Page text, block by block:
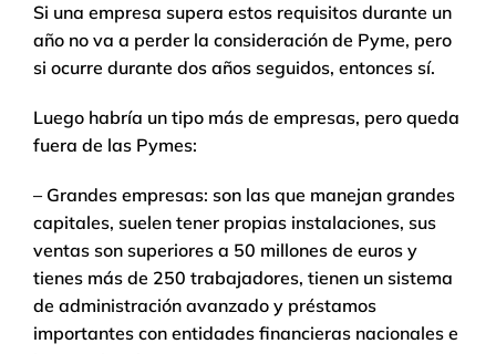
Si una empresa supera estos requisitos durante un
año no va a perder la consideración de Pyme, pero
si ocurre durante dos años seguidos, entonces sí.
Luego habría un tipo más de empresas, pero queda
fuera de las Pymes:
– Grandes empresas: son las que manejan grandes
capitales, suelen tener propias instalaciones, sus
ventas son superiores a 50 millones de euros y
tienes más de 250 trabajadores, tienen un sistema
de administración avanzado y préstamos
importantes con entidades financieras nacionales e